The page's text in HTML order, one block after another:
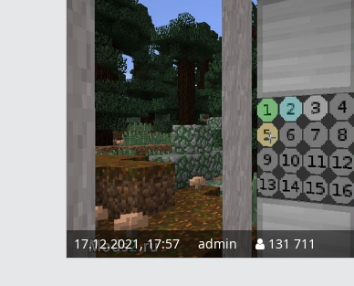
17.12.2021, 17:57 admin 131 711